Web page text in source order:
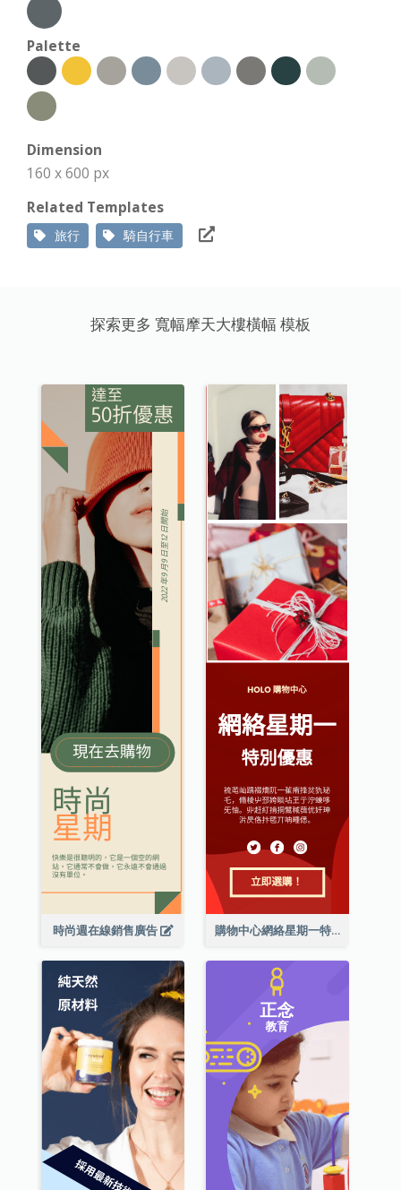
Palette
Dimension
160 x 600 px
Related Templates
旅行 騎自行車
探索更多 寬幅摩天大樓橫幅 模板
時尚週在線銷售廣告 購物中心網絡星期一特別優惠擎天柱廣告